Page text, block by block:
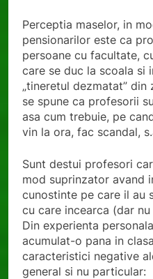
Perceptia maselor, in
pensionarilor este ca
persoane cu facultate,
care se duc la scoala si
„tineretul dezmatat” din
se spune ca profesorii
asa cum trebuie, pe
vin la ora, fac scandal,
Sunt destui profesori
mod suprinzator avand
cunostinte pe care il au
cu care incearca (dar
Din experienta
acumulat-o pana in
caracteristici negative
general si nu particular: